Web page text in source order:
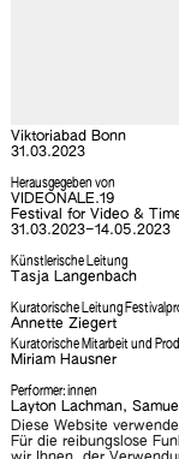
Viktoriabad Bonn
31.03.2023
Herausgegeben von
VIDEONALE.19
Festival for Video &
31.03.2023–14.05.2023
Künstlerische Leitung
Tasja Langenbach
Kuratorische Leitung
Annette Ziegert
Kuratorische Mitarbeit und
Miriam Hausner
Performer:innen
Layton Lachman,
Paiva de Miranda
Text
Diese Website
Für die reibungslose